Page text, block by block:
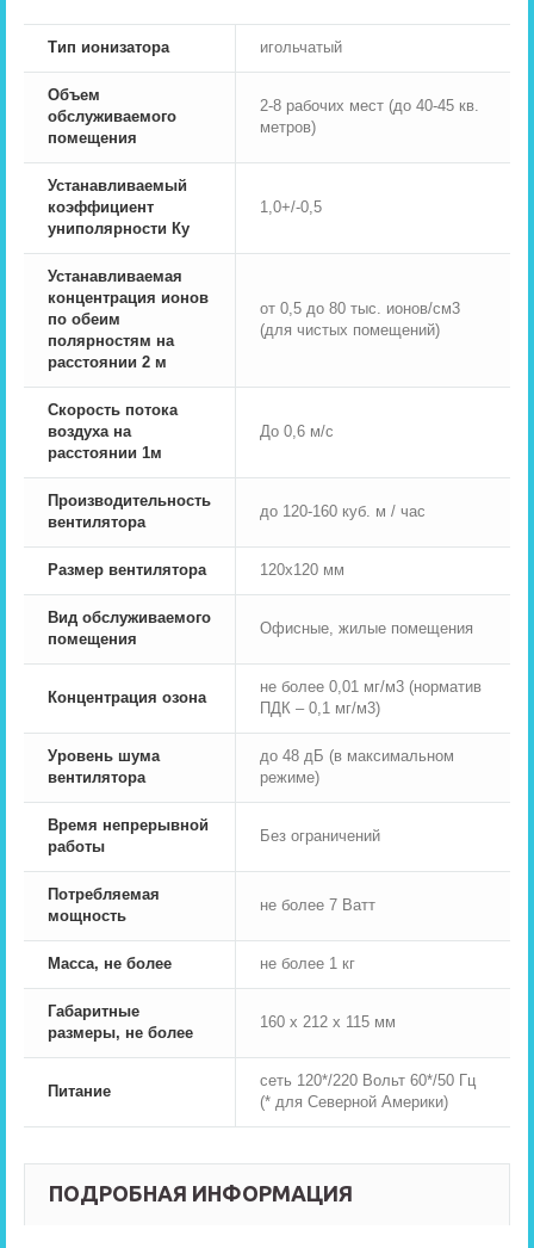
Тип ионизатора игольчатый
Объем
обслуживаемого
помещения
2-8 рабочих мест (до 40-45 кв.
метров)
Устанавливаемый
коэффициент
униполярности Ку
1,0+/-0,5
Устанавливаемая
концентрация ионов
по обеим
полярностям на
расстоянии 2 м
от 0,5 до 80 тыс. ионов/см3
(для чистых помещений)
Скорость потока
воздуха на
расстоянии 1м
До 0,6 м/с
Производительность
вентилятора
до 120-160 куб. м / час
Размер вентилятора 120x120 мм
Вид обслуживаемого
помещения
Офисные, жилые помещения
Концентрация озона
не более 0,01 мг/м3 (норматив
ПДК – 0,1 мг/м3)
Уровень шума
вентилятора
до 48 дБ (в максимальном
режиме)
Время непрерывной
работы
Без ограничений
Потребляемая
мощность
не более 7 Ватт
Масса, не более не более 1 кг
Габаритные
размеры, не более
160 x 212 x 115 мм
Питание
сеть 120*/220 Вольт 60*/50 Гц
(* для Северной Америки)
ПОДРОБНАЯ ИНФОРМАЦИЯ